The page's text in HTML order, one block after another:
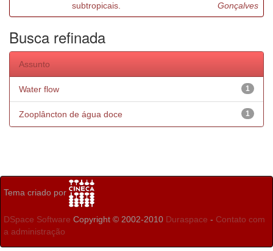
subtropicais.
Gonçalves
Busca refinada
Assunto
1
Water flow
1
Zooplâncton de água doce
Tema criado por
DSpace Software Copyright © 2002-2010 Duraspace - Contato com
a administração